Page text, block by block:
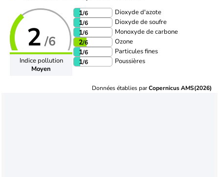
2 /6
Indice pollution
Moyen
1/6 Dioxyde d'azote
1/6 Dioxyde de soufre
1/6 Monoxyde de carbone
2/6 Ozone
1/6 Particules fines
1/6 Poussières
Données établies parCopernicus AMS(2026)